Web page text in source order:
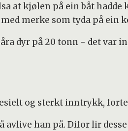
at kjølen på ein båt hadde
merke som tyda på ein
dyr på 20 tonn - det var
og sterkt inntrykk,
avlive han på. Difor lir